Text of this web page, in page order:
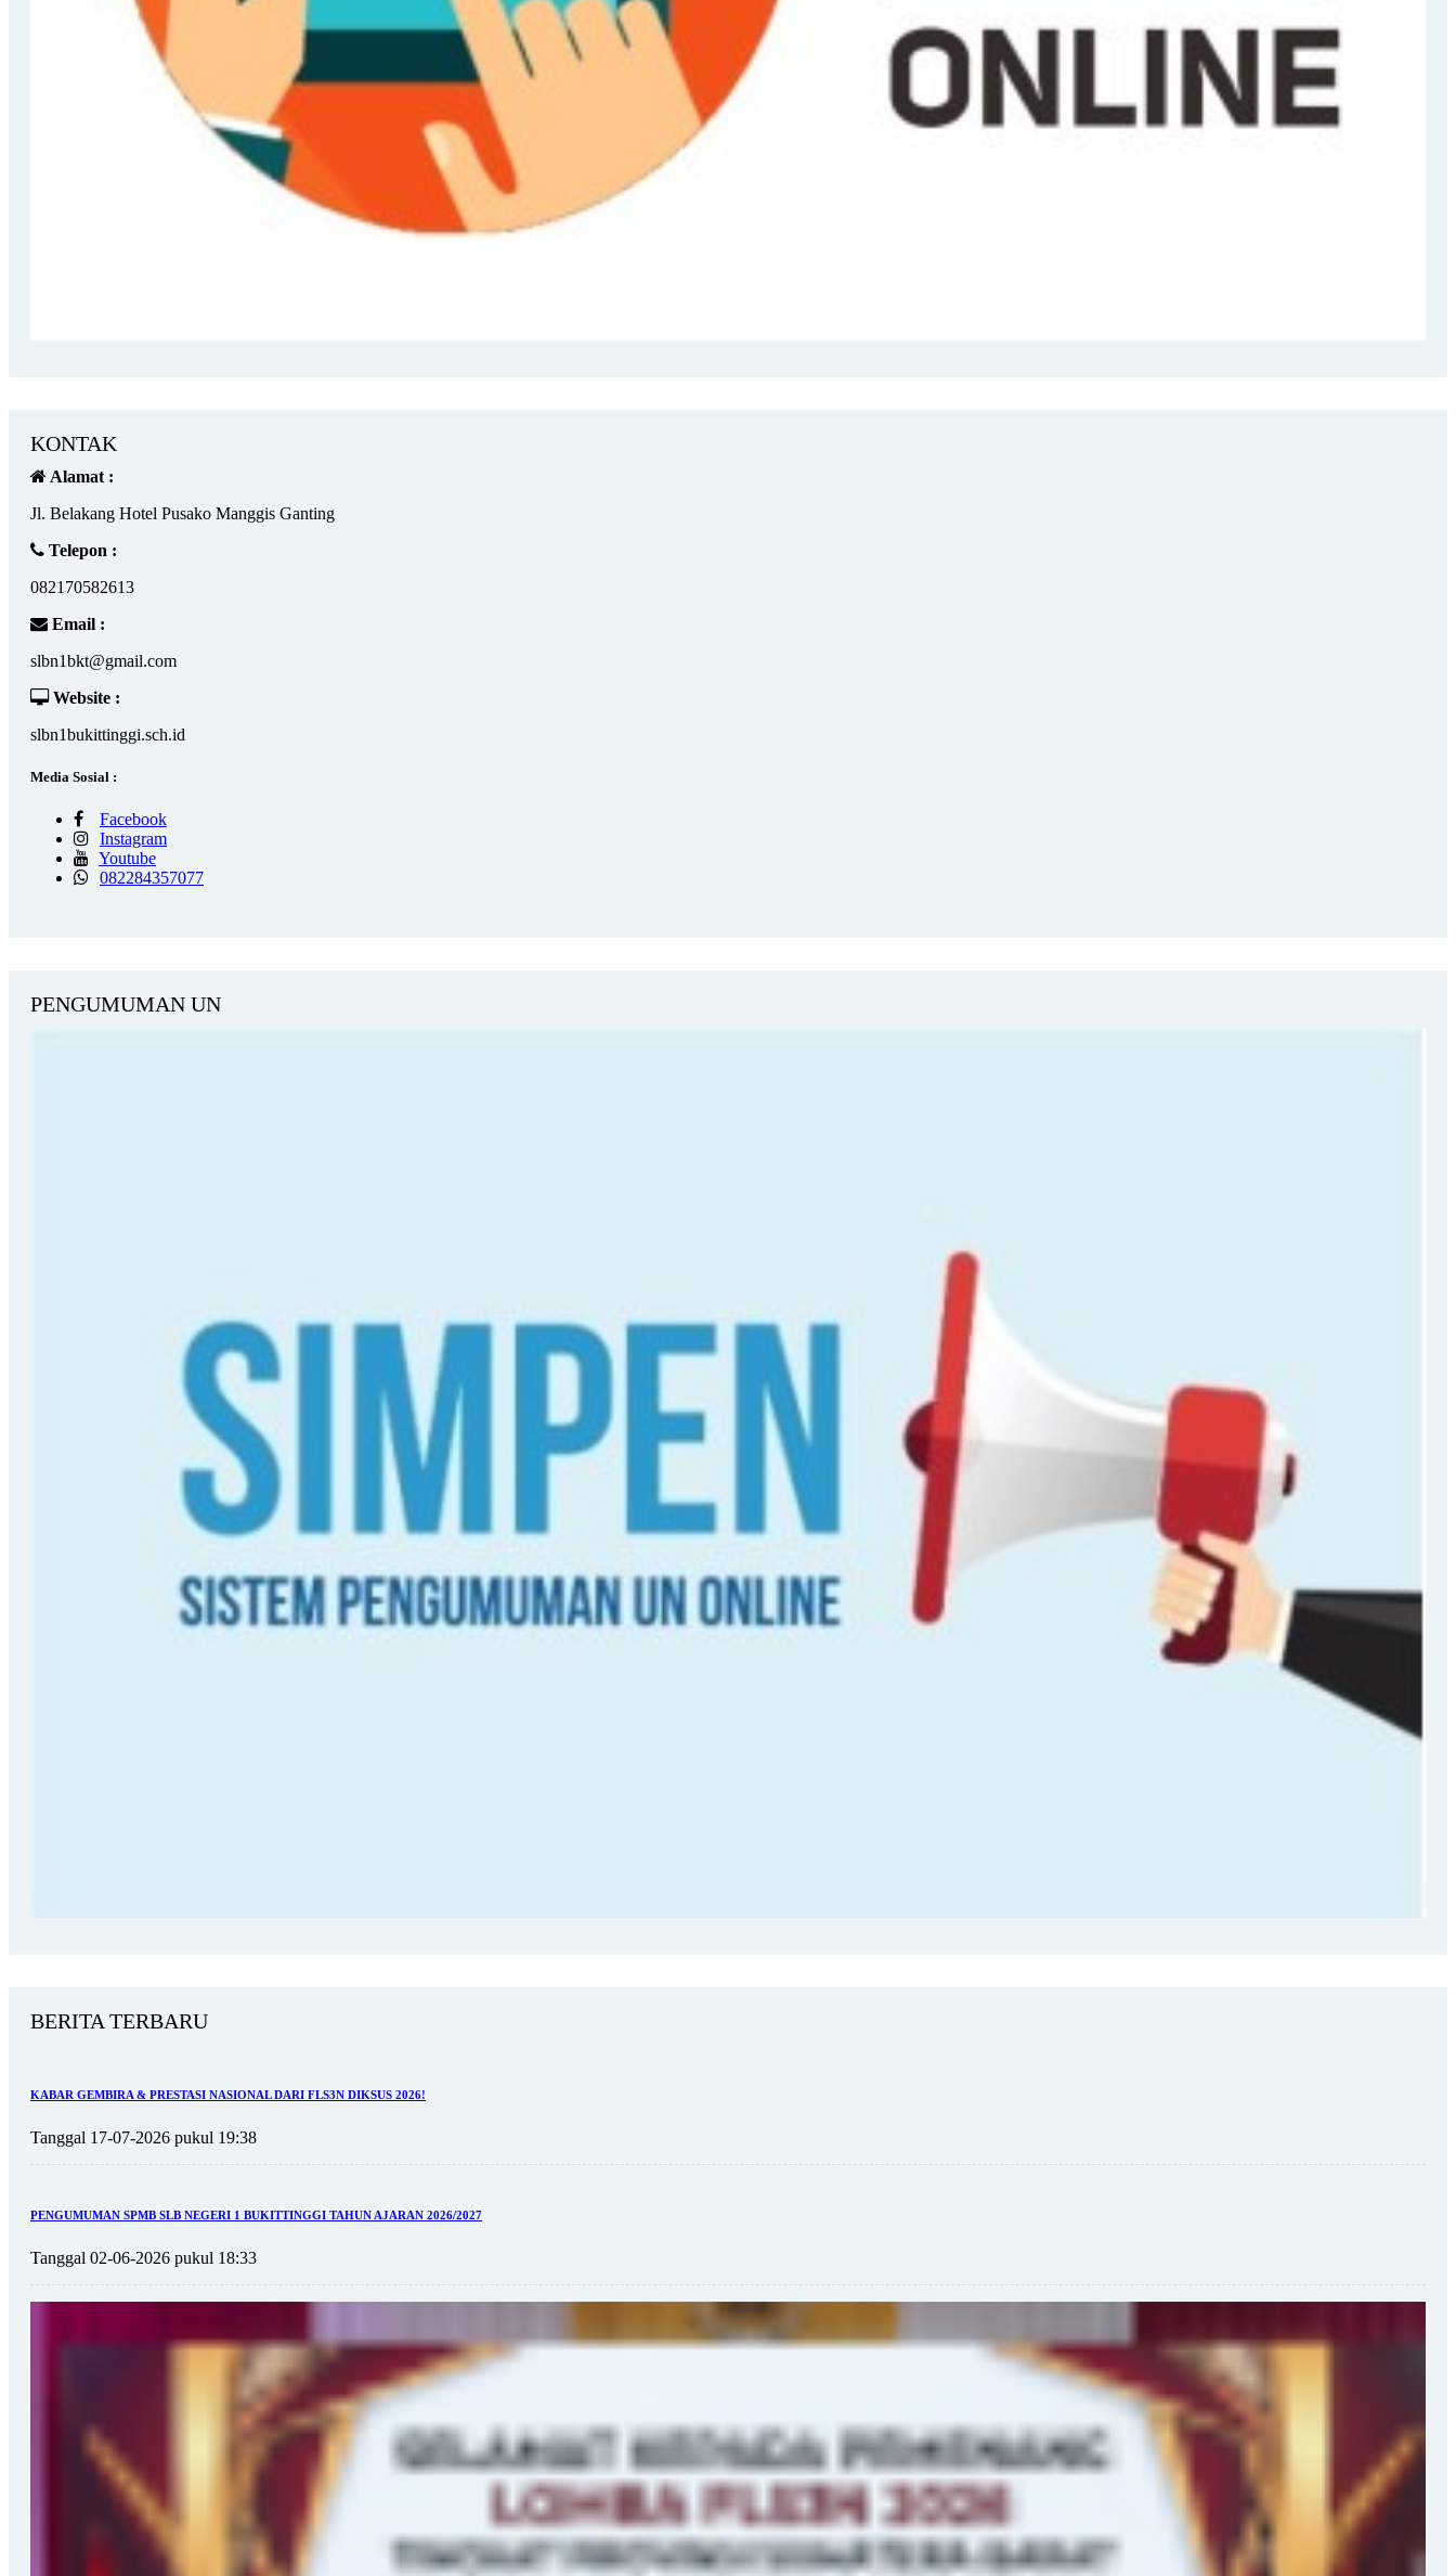
KONTAK
Alamat :
Jl. Belakang Hotel Pusako Manggis Ganting
Telepon :
082170582613
Email :
slbn1bkt@gmail.com
Website :
slbn1bukittinggi.sch.id
Media Sosial :
Facebook
Instagram
Youtube
082284357077
PENGUMUMAN UN
BERITA TERBARU
KABAR GEMBIRA & PRESTASI NASIONAL DARI FLS3N DIKSUS 2026!
Tanggal 17-07-2026 pukul 19:38
PENGUMUMAN SPMB SLB NEGERI 1 BUKITTINGGI TAHUN AJARAN 2026/2027
Tanggal 02-06-2026 pukul 18:33